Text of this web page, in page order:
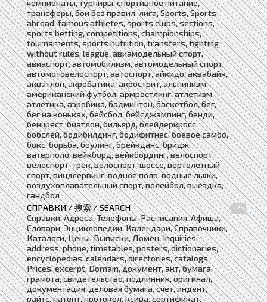
чемпионаты, турниры, спортивное питание,
трансферы, бои без правил, лига, Sports, Sports
abroad, famous athletes, sports clubs, sections,
sports betting, competitions, championships,
tournaments, sports nutrition, transfers, fighting
without rules, league, авиамодельный спорт,
авиаспорт, автомобилизм, автомодельный спорт,
автомотовелоспорт, автоспорт, айкидо, аквабайк,
акватлон, акробатика, акрострит, альпинизм,
американский футбол, армрестлинг, атлетизм,
атлетика, аэробика, бадминтон, баскетбол, бег,
бег на коньках, бейсбол, бейсджампинг, бенди,
бенчрест, биатлон, бильярд, блейдеркросс,
бобслей, бодибилдинг, бодифитнес, боевое самбо,
бокс, борьба, боулинг, брейкданс, бридж,
ватерполо, вейкборд, вейкбординг, велоспорт,
велоспорт-трек, велоспорт-шоссе, вертолетный
спорт, виндсервинг, водное поло, водные лыжи,
воздухоплавательный спорт, волейбол, выездка,
гандбол
СПРАВКИ / 搜索 / SEARCH
125
Справки, Адреса, Телефоны, Расписания, Афиша,
Словари, Энциклопедии, Календари, Справочники,
Каталоги, Цены, Выписки, Домен, Inquiries,
address, phone, timetables, posters, dictionaries,
encyclopedias, calendars, directories, catalogs,
Prices, excerpt, Domain, документ, акт, бумага,
грамота, свидетельство, подлинник, оригинал,
документация, деловая бумага, счет, индент,
райтс, патент, протокол, ксива, сертификат,